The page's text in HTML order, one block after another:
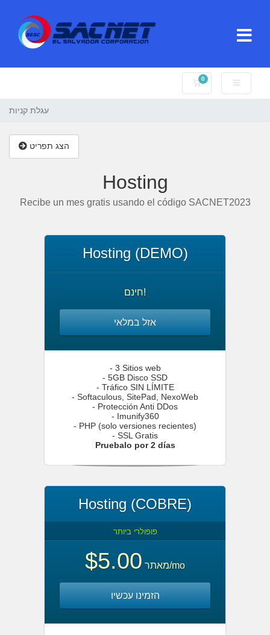
0
עגלת קניות
עגלת קניות
הצג תפריט
Hosting
Recibe un mes gratis usando el código SACNET2023
Hosting (DEMO)
חינם!
אזל במלאי
- 3 Sitios web
- 5GB Disco SSD
- Tráfico SIN LÍMITE
- Softaculous, SitePad, NexoWeb
- Protección Anti DDos
- Imunify360
- PHP (solo versiones recientes)
- SSL Gratis
Pruebalo por 2 días
Hosting (COBRE)
פופולרי ביותר
מאתר $5.00 /mo
הזמינו עכשיו